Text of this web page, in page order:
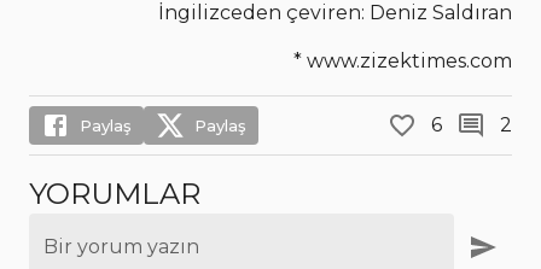
İngilizceden çeviren: Deniz Saldıran
* www.zizektimes.com
Paylaş Paylaş 6 2
YORUMLAR
Bir yorum yazın